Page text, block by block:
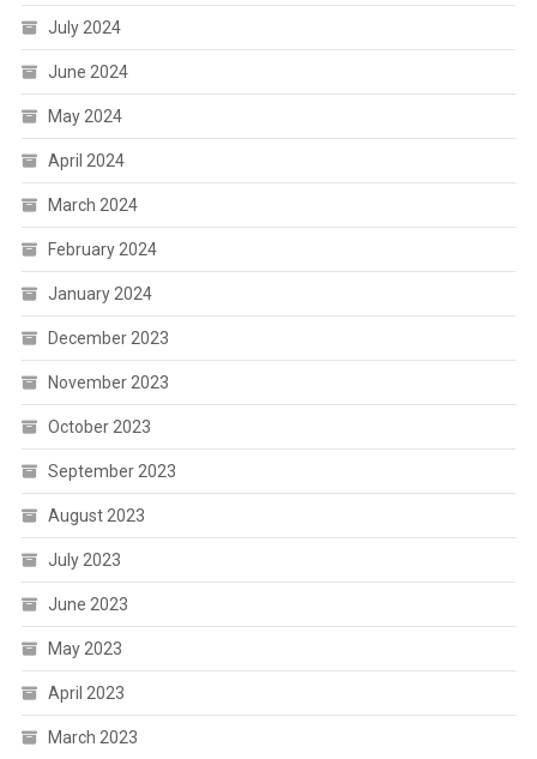
July 2024
June 2024
May 2024
April 2024
March 2024
February 2024
January 2024
December 2023
November 2023
October 2023
September 2023
August 2023
July 2023
June 2023
May 2023
April 2023
March 2023